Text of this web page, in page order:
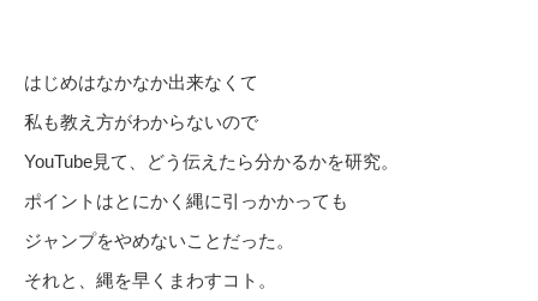
はじめはなかなか出来なくて
私も教え方がわからないので
YouTube見て、どう伝えたら分かるかを研究。
ポイントはとにかく縄に引っかかっても
ジャンプをやめないことだった。
それと、縄を早くまわすコト。